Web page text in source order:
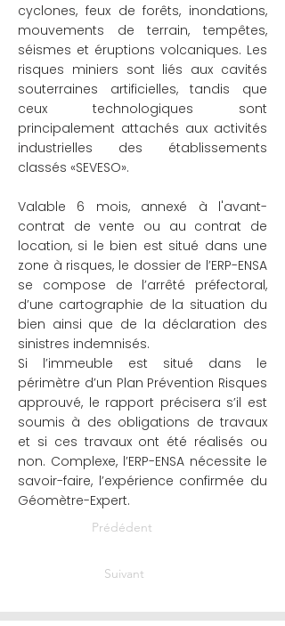
cyclones, feux de forêts, inondations,
mouvements de terrain, tempêtes,
séismes et éruptions volcaniques. Les
risques miniers sont liés aux cavités
souterraines artificielles, tandis que
ceux technologiques sont
principalement attachés aux activités
industrielles des établissements
classés «SEVESO».
Valable 6 mois, annexé à l'avant-
contrat de vente ou au contrat de
location, si le bien est situé dans une
zone à risques, le dossier de l’ERP-ENSA
se compose de l’arrêté préfectoral,
d’une cartographie de la situation du
bien ainsi que de la déclaration des
sinistres indemnisés.
Si l’immeuble est situé dans le
périmètre d’un Plan Prévention Risques
approuvé, le rapport précisera s’il est
soumis à des obligations de travaux
et si ces travaux ont été réalisés ou
non. Complexe, l’ERP-ENSA nécessite le
savoir-faire, l’expérience confirmée du
Géomètre-Expert.
Prédédent
Suivant